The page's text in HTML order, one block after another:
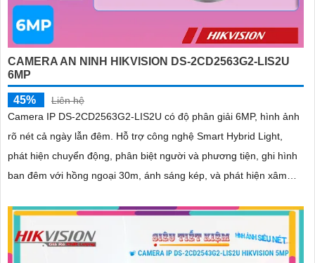
CAMERA AN NINH HIKVISION DS-2CD2563G2-LIS2U
6MP
45%
Liên hệ
Camera IP DS-2CD2563G2-LIS2U có độ phân giải 6MP, hình ảnh
rõ nét cả ngày lẫn đêm. Hỗ trợ công nghệ Smart Hybrid Light,
phát hiện chuyển động, phân biệt người và phương tiện, ghi hình
ban đêm với hồng ngoại 30m, ánh sáng kép, và phát hiện xâm